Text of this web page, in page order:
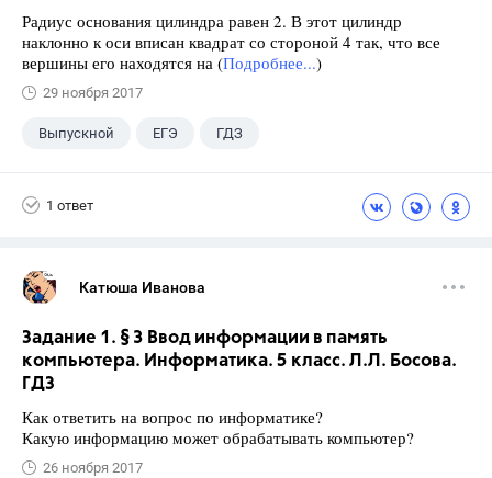
Радиус основания цилиндра равен 2. В этот цилиндр
наклонно к оси вписан квадрат со стороной 4 так, что все
вершины его находятся на (Подробнее...)
29 ноября 2017
Выпускной ЕГЭ ГДЗ
1 ответ
Катюша Иванова
Задание 1. § 3 Ввод информации в память
компьютера. Информатика. 5 класс. Л.Л. Босова.
ГДЗ
Как ответить на вопрос по информатике?
Какую информацию может обрабатывать компьютер?
26 ноября 2017